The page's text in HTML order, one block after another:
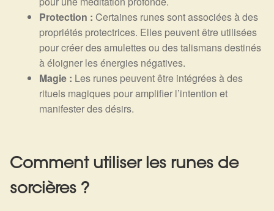
Protection : Certaines runes sont associées à des
propriétés protectrices. Elles peuvent être utilisées
pour créer des amulettes ou des talismans destinés
à éloigner les énergies négatives.
Magie : Les runes peuvent être intégrées à des
rituels magiques pour amplifier l’intention et
manifester des désirs.
Comment utiliser les runes de
sorcières ?